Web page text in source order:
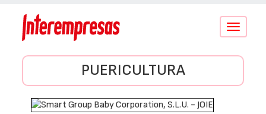
Conmutar
PUERICULTURA